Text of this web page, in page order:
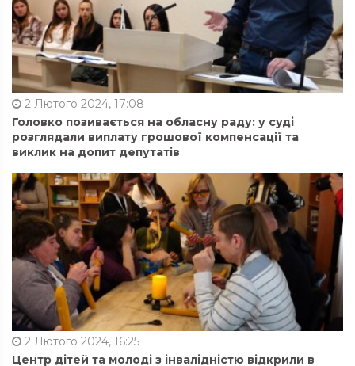
2 Лютого 2024, 17:08
Головко позивається на обласну раду: у суді
розглядали виплату грошової компенсації та
виклик на допит депутатів
2 Лютого 2024, 16:25
Центр дітей та молоді з інвалідністю відкрили в